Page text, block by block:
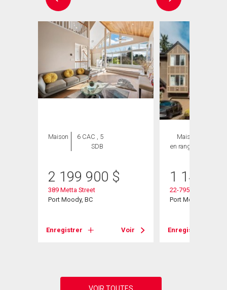
Maison
6 CAC , 5
SDB
2 199 900 $
389 Metta Street
Port Moody, BC
Enregistrer Voir
Maison
en rangée
1 149
22-795 Noons
Port Moody, BC
Enregistrer